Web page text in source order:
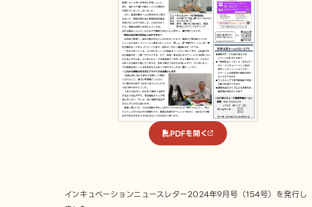
PDFを開く
インキュベーションニュースレター2024年9月号（154号）を発行し